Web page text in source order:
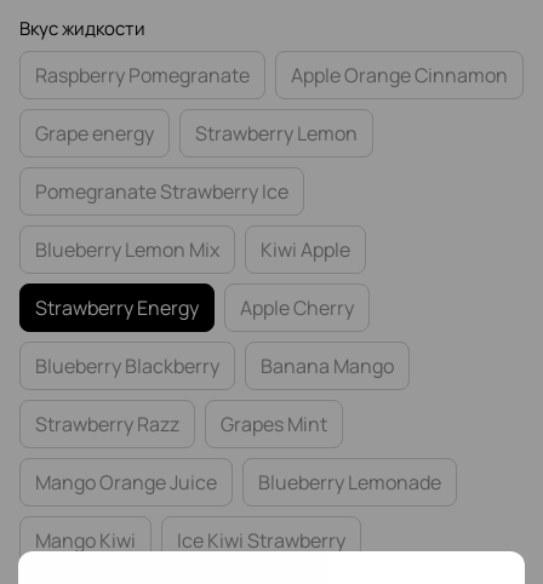
Вкус жидкости
Raspberry Pomegranate Apple Orange Cinnamon
Grape energy Strawberry Lemon
Pomegranate Strawberry Ice
Blueberry Lemon Mix Kiwi Apple
Strawberry Energy Apple Cherry
Blueberry Blackberry Banana Mango
Strawberry Razz Grapes Mint
Mango Orange Juice Blueberry Lemonade
Mango Kiwi Ice Kiwi Strawberry